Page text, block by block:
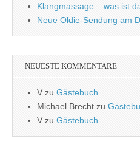
Klangmassage – was ist
Neue Oldie-Sendung am
NEUESTE KOMMENTARE
V zu Gästebuch
Michael Brecht zu
Vzu Gästebuch